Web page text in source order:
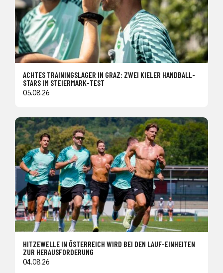
ACHTES TRAININGSLAGER IN GRAZ: ZWEI KIELER HANDBALL-
STARS IM STEIERMARK-TEST
05.08.26
HITZEWELLE IN ÖSTERREICH WIRD BEI DEN LAUF-EINHEITEN
ZUR HERAUSFORDERUNG
04.08.26